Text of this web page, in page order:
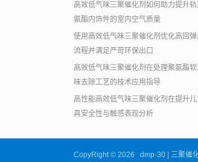
高效低气味三聚催化剂如何助力提升
氨酯内饰件的室内空气质量
使用高效低气味三聚催化剂优化高回
流程并满足严苛环保出口
高效低气味三聚催化剂在处理聚氨酯
味去除工艺的技术应用指导
高性能高效低气味三聚催化剂在提升
具安全性与触感表现分析
CopyRight © 2026 dmp-30 | 三聚催